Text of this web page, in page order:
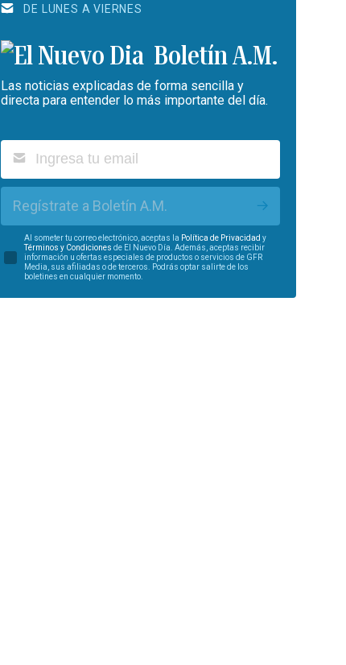
DE LUNES A VIERNES
Boletín A.M.
Las noticias explicadas de forma sencilla y
directa para entender lo más importante del día.
Regístrate a Boletín A.M.
Al someter tu correo electrónico, aceptas la Política de Privacidad y
Términos y Condiciones de El Nuevo Día. Además, aceptas recibir
información u ofertas especiales de productos o servicios de GFR
Media, sus afiliadas o de terceros. Podrás optar salirte de los
boletines en cualquier momento.